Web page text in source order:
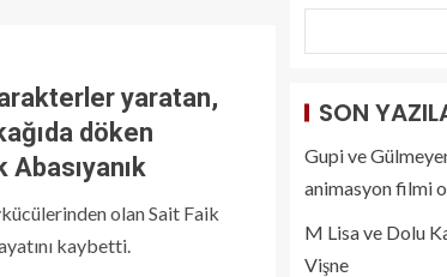
yaratan,
döken
olan Sait Faik
kaybetti.
SON
Gupi ve
animasyon filmi
M Lisa ve Dolu
Vişne